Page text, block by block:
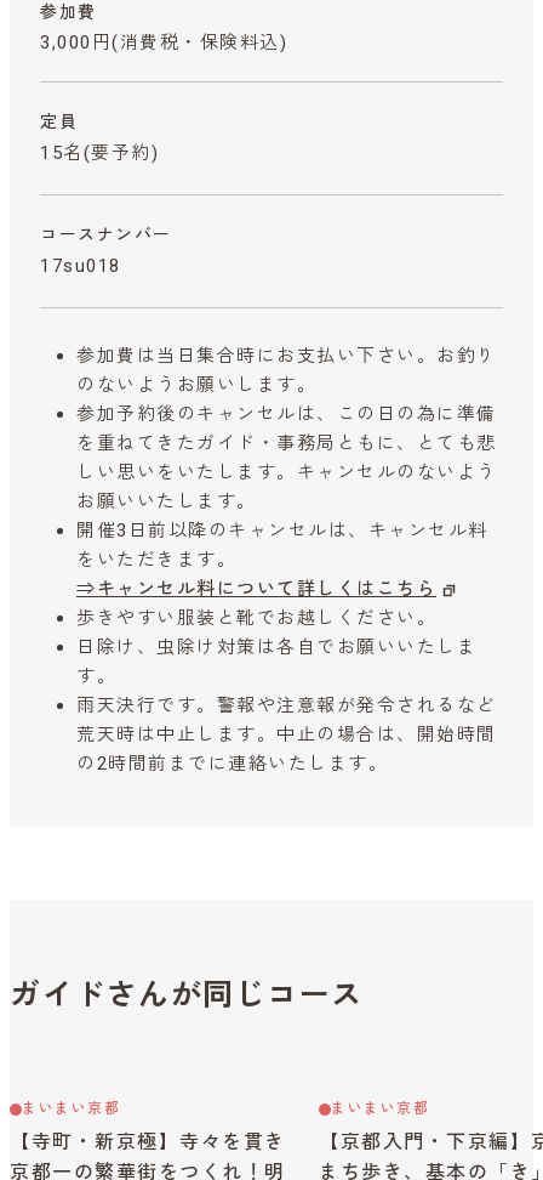
参加費
3,000円 (消費税・保険料込)
定員
15名(要予約)
コースナンバー
17su018
参加費は当日集合時にお支払い下さい。お釣り
のないようお願いします。
参加予約後のキャンセルは、この日の為に準備
を重ねてきたガイド・事務局ともに、とても悲
しい思いをいたします。キャンセルのないよう
お願いいたします。
開催3日前以降のキャンセルは、キャンセル料
をいただきます。
⇒キャンセル料について詳しくはこちら
歩きやすい服装と靴でお越しください。
日除け、虫除け対策は各自でお願いいたしま
す。
雨天決行です。警報や注意報が発令されるなど
荒天時は中止します。中止の場合は、開始時間
の2時間前までに連絡いたします。
ガイドさんが同じコース
まいまい京都
【寺町・新京極】寺々を貫き
京都一の繁華街をつくれ！明
まいまい京都
【京都入門・下京編】
まち歩き、基本の「き